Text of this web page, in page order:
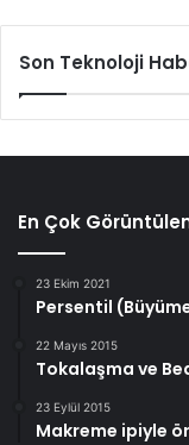
Son Teknoloji
En Çok
23 Ekim 2021
Persentil
22 Mayıs 2015
Tokalaşma ve
23 Eylül 2015
Makreme ipiyle